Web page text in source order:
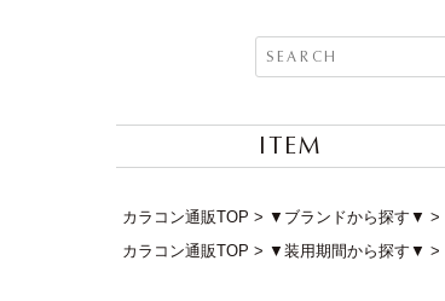
ITEM
カラコン通販TOP ▼ブランドから探す▼
カラコン通販TOP
▼装用期間から探す▼